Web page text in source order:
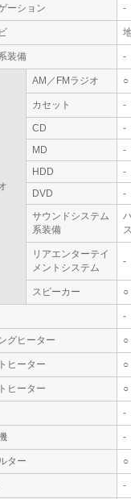
ーション -
装備 -
AM／FMラジオ ○
カセット -
CD
-
MD
-
HDD
-
DVD
-
サウンドシステム
系装備
リアエンターテイ
メントシステム
-
スピーカー ○
-
グヒーター ○
ヒーター ○
ヒーター ○
-
-
ター ○
-